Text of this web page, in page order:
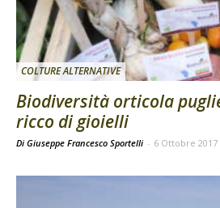
COLTURE ALTERNATIVE
Biodiversità orticola
ricco di gioielli
Di Giuseppe Francesco Sportelli - 6 Ottobre 2017